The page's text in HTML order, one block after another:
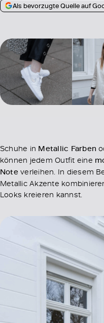
Als bevorzugte Quelle auf
Schuhe in Metallic Farben
können jedem Outfit eine
Noteverleihen. In diesem
Metallic Akzente
Looks kreieren kannst.